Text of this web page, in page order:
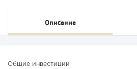
Описание
Общие инвестиции